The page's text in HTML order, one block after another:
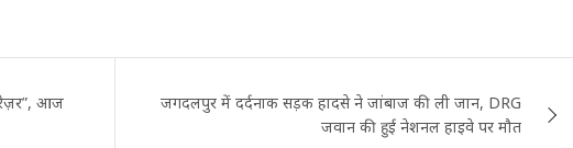
आज
जगदलपुर में दर्दनाक सड़क हादसे ने जांबाज की ली जान, DRG
जवान की हुई नेशनल हाइवे पर मौत